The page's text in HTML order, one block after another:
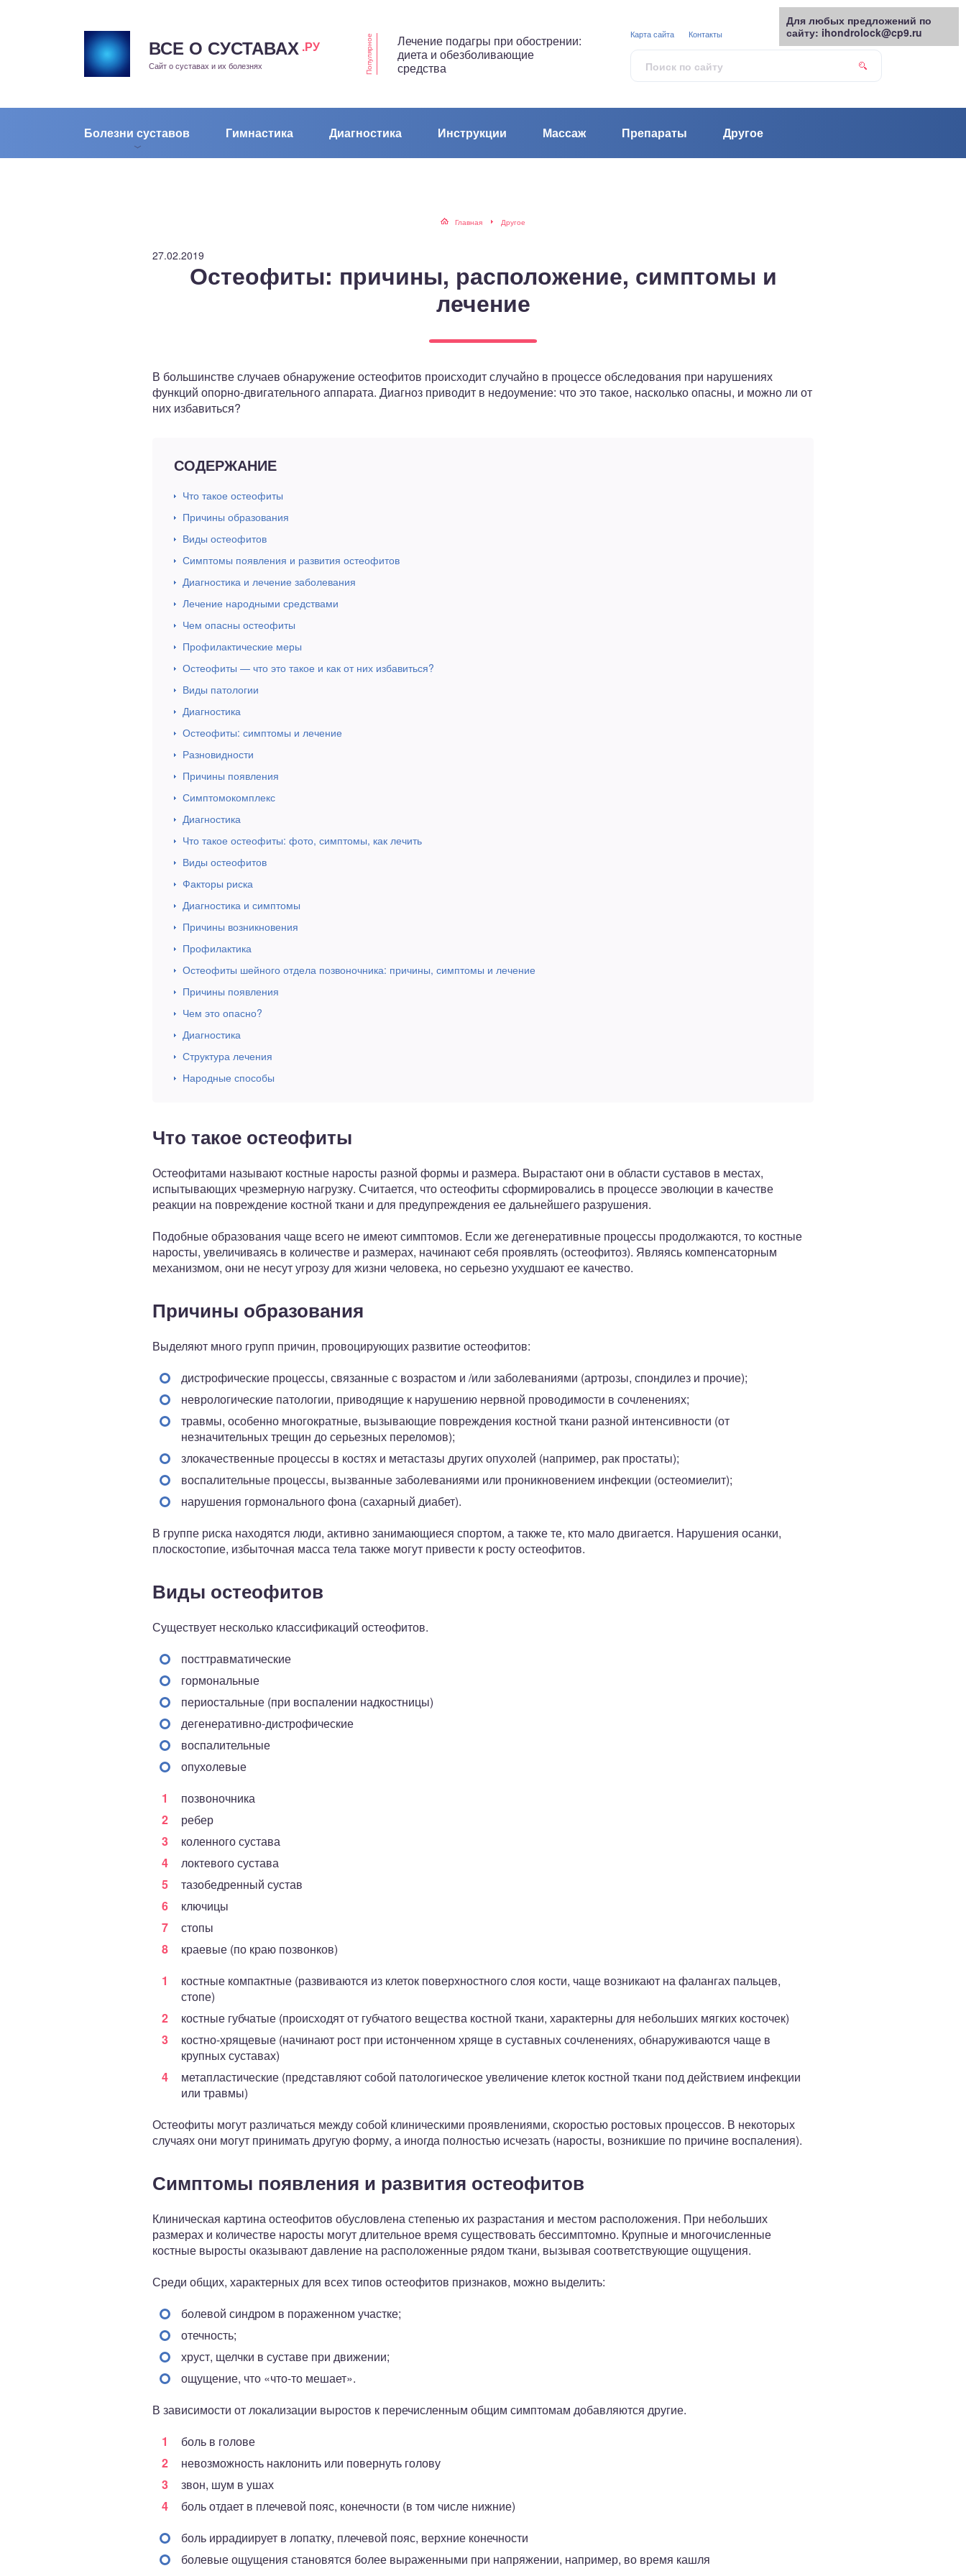
ВСЕ О СУСТАВАХ .РУ
Сайт о суставах и их болезнях Популярное
Лечение подагры при обострении:
диета и обезболивающие
средства
Болезни суставов Гимнастика Диагностика Инструкции Массаж Препараты Другое
Карта сайта Контакты
Главная Другое
27.02.2019
Остеофиты: причины, расположение, симптомы и
лечение
В большинстве случаев обнаружение остеофитов происходит случайно в процессе обследования при нарушениях
функций опорно-двигательного аппарата. Диагноз приводит в недоумение: что это такое, насколько опасны, и можно ли от
них избавиться?
СОДЕРЖАНИЕ
Что такое остеофиты
Причины образования
Виды остеофитов
Симптомы появления и развития остеофитов
Диагностика и лечение заболевания
Лечение народными средствами
Чем опасны остеофиты
Профилактические меры
Остеофиты — что это такое и как от них избавиться?
Виды патологии
Диагностика
Остеофиты: симптомы и лечение
Разновидности
Причины появления
Симптомокомплекс
Диагностика
Что такое остеофиты: фото, симптомы, как лечить
Виды остеофитов
Факторы риска
Диагностика и симптомы
Причины возникновения
Профилактика
Остеофиты шейного отдела позвоночника: причины, симптомы и лечение
Причины появления
Чем это опасно?
Диагностика
Структура лечения
Народные способы
Что такое остеофиты
Остеофитами называют костные наросты разной формы и размера. Вырастают они в области суставов в местах,
испытывающих чрезмерную нагрузку. Считается, что остеофиты сформировались в процессе эволюции в качестве
реакции на повреждение костной ткани и для предупреждения ее дальнейшего разрушения.
Подобные образования чаще всего не имеют симптомов. Если же дегенеративные процессы продолжаются, то костные
наросты, увеличиваясь в количестве и размерах, начинают себя проявлять (остеофитоз). Являясь компенсаторным
механизмом, они не несут угрозу для жизни человека, но серьезно ухудшают ее качество.
Причины образования
Выделяют много групп причин, провоцирующих развитие остеофитов:
дистрофические процессы, связанные с возрастом и /или заболеваниями (артрозы, спондилез и прочие);
неврологические патологии, приводящие к нарушению нервной проводимости в сочленениях;
травмы, особенно многократные, вызывающие повреждения костной ткани разной интенсивности (от
незначительных трещин до серьезных переломов);
злокачественные процессы в костях и метастазы других опухолей (например, рак простаты);
воспалительные процессы, вызванные заболеваниями или проникновением инфекции (остеомиелит);
нарушения гормонального фона (сахарный диабет).
В группе риска находятся люди, активно занимающиеся спортом, а также те, кто мало двигается. Нарушения осанки,
плоскостопие, избыточная масса тела также могут привести к росту остеофитов.
Виды остеофитов
Существует несколько классификаций остеофитов.
посттравматические
гормональные
периостальные (при воспалении надкостницы)
дегенеративно-дистрофические
воспалительные
опухолевые
позвоночника
ребер
коленного сустава
локтевого сустава
тазобедренный сустав
ключицы
стопы
краевые (по краю позвонков)
костные компактные (развиваются из клеток поверхностного слоя кости, чаще возникают на фалангах пальцев,
стопе)
костные губчатые (происходят от губчатого вещества костной ткани, характерны для небольших мягких косточек)
костно-хрящевые (начинают рост при истонченном хряще в суставных сочленениях, обнаруживаются чаще в
крупных суставах)
метапластические (представляют собой патологическое увеличение клеток костной ткани под действием инфекции
или травмы)
Остеофиты могут различаться между собой клиническими проявлениями, скоростью ростовых процессов. В некоторых
случаях они могут принимать другую форму, а иногда полностью исчезать (наросты, возникшие по причине воспаления).
Симптомы появления и развития остеофитов
Клиническая картина остеофитов обусловлена степенью их разрастания и местом расположения. При небольших
размерах и количестве наросты могут длительное время существовать бессимптомно. Крупные и многочисленные
костные выросты оказывают давление на расположенные рядом ткани, вызывая соответствующие ощущения.
Среди общих, характерных для всех типов остеофитов признаков, можно выделить:
болевой синдром в пораженном участке;
отечность;
хруст, щелчки в суставе при движении;
ощущение, что «что-то мешает».
В зависимости от локализации выростов к перечисленным общим симптомам добавляются другие.
боль в голове
невозможность наклонить или повернуть голову
звон, шум в ушах
боль отдает в плечевой пояс, конечности (в том числе нижние)
боль иррадиирует в лопатку, плечевой пояс, верхние конечности
болевые ощущения становятся более выраженными при напряжении, например, во время кашля
Для любых предложений по
сайту: ihondrolock@cp9.ru